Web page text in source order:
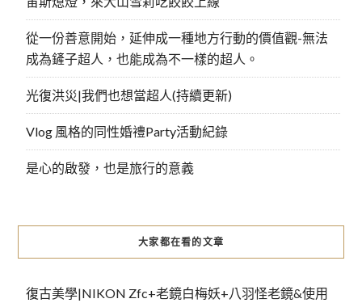
從一份善意開始，延伸成一種地方行動的價值觀-無法
成為鏟子超人，也能成為不一樣的超人。
光復洪災|我們也想當超人(持續更新)
Vlog 風格的同性婚禮Party活動紀錄
是心的啟發，也是旅行的意義
大家都在看的文章
復古美學|NIKON Zfc+老鏡白梅妖+八羽怪老鏡&使用